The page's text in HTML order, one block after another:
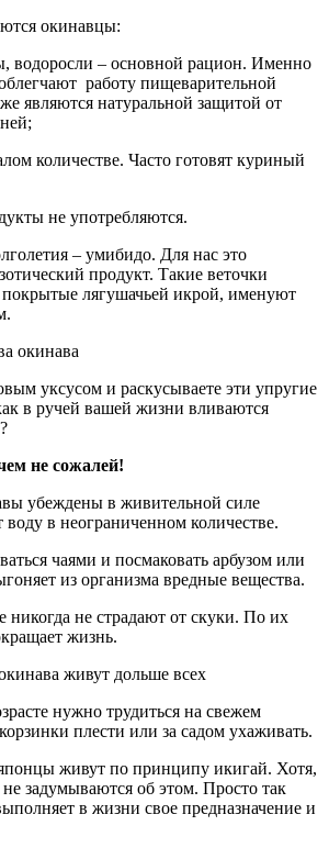
окинавцы:
водоросли – основной рацион. Именно
работу пищеварительной
являются натуральной защитой от
количестве. Часто готовят куриный
не употребляются.
– умибидо. Для нас это
продукт. Такие веточки
лягушачьей икрой, именуют
уксусом и раскусываете эти упругие
в ручей вашей жизни вливаются
не сожалей!
убеждены в живительной силе
в неограниченном количестве.
чаями и посмаковать арбузом или
из организма вредные вещества.
никогда не страдают от скуки. По их
жизнь.
нужно трудиться на свежем
плести или за садом ухаживать.
живут по принципу икигай. Хотя,
задумываются об этом. Просто так
в жизни свое предназначение и